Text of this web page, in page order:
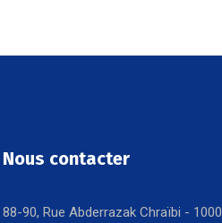
Nous contacter
88-90, Rue Abderrazak Chraïbi - 1000